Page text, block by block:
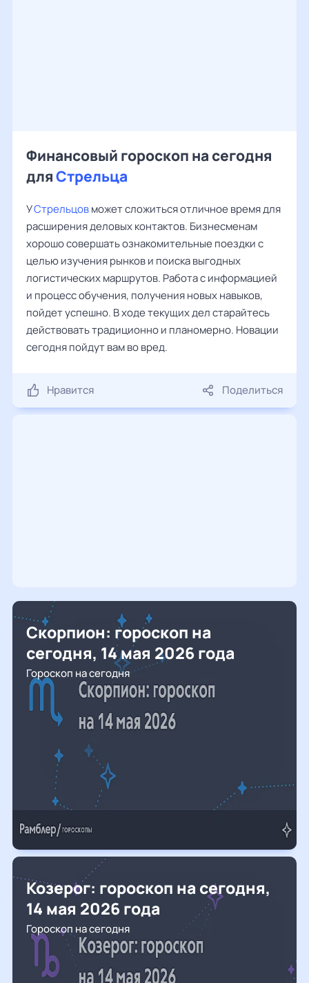
Финансовый гороскоп на сегодня
дляСтрельца
УСтрельцовможет сложиться отличное время для
расширения деловых контактов. Бизнесменам
хорошо совершать ознакомительные поездки с
целью изучения рынков и поиска выгодных
логистических маршрутов. Работа с информацией
и процесс обучения, получения новых навыков,
пойдет успешно. В ходе текущих дел старайтесь
действовать традиционно и планомерно. Новации
сегодня пойдут вам во вред.
Нравится Поделиться
Скорпион: гороскоп на
сегодня, 14 мая 2026 года
Гороскоп на сегодня
Козерог: гороскоп на сегодня,
14 мая 2026 года
Гороскоп на сегодня